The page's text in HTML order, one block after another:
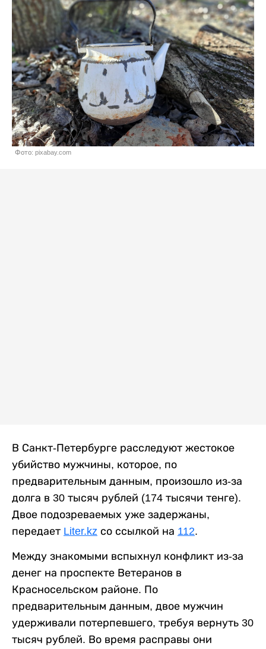
Фото: pixabay.com
В Санкт-Петербурге расследуют жестокое
убийство мужчины, которое, по
предварительным данным, произошло из-за
долга в 30 тысяч рублей (174 тысячи тенге).
Двое подозреваемых уже задержаны,
передает Liter.kz со ссылкой на 112.
Между знакомыми вспыхнул конфликт из-за
денег на проспекте Ветеранов в
Красносельском районе. По
предварительным данным, двое мужчин
удерживали потерпевшего, требуя вернуть 30
тысяч рублей. Во время расправы они